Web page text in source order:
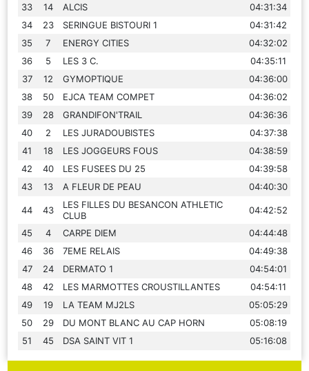
33
14 ALCIS
04:31:34
34
23 SERINGUE BISTOURI 1
04:31:42
35
7 ENERGY CITIES
04:32:02
36
5 LES 3 C.
04:35:11
37
12 GYMOPTIQUE
04:36:00
38
50 EJCA TEAM COMPET
04:36:02
39
28 GRANDIFON'TRAIL
04:36:36
40
2 LES JURADOUBISTES
04:37:38
41
18 LES JOGGEURS FOUS
04:38:59
42
40 LES FUSEES DU 25
04:39:58
43
13 A FLEUR DE PEAU 04:40:30
44 43
LES FILLES DU BESANCON ATHLETIC
CLUB
04:42:52
45 4 CARPE DIEM
04:44:48
46
36 7EME RELAIS
04:49:38
47
24 DERMATO 1
04:54:01
48
42 LES MARMOTTES CROUSTILLANTES
04:54:11
49
19 LA TEAM MJ2LS
05:05:29
50
29 DU MONT BLANC AU CAP HORN
05:08:19
51
45 DSA SAINT VIT 1 05:16:08